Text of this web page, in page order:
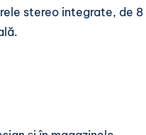
stereo integrate, de 8